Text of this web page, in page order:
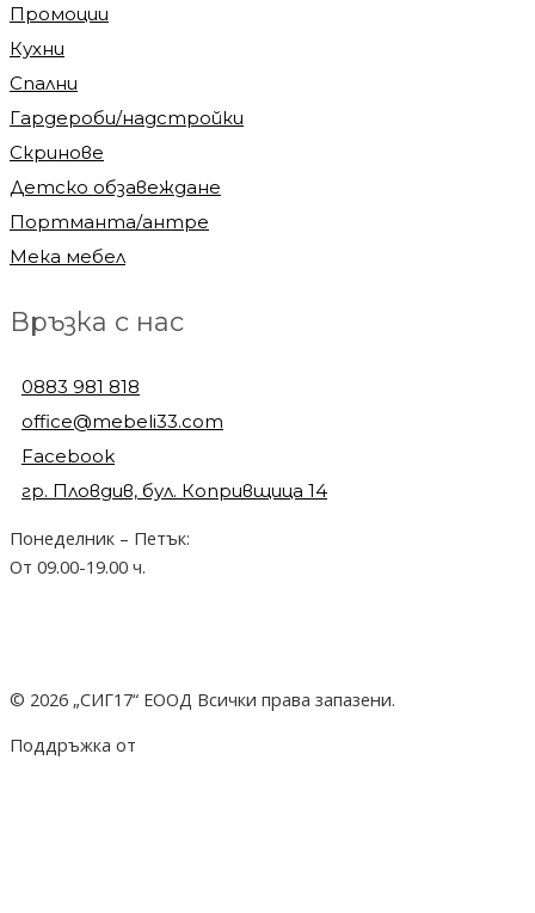
Промоции
Кухни
Спални
Гардероби/надстройки
Скринове
Детско обзавеждане
Портманта/антре
Мека мебел
Връзка с нас
0883 981 818
office@mebeli33.com
Facebook
гр. Пловдив, бул. Копривщица 14
Понеделник – Петък:
От 09.00-19.00 ч.
© 2026 „СИГ17“ ЕООД Всички права запазени.
Поддръжка от